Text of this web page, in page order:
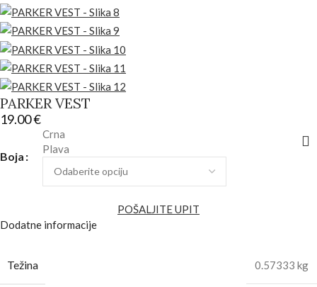
PARKER VEST
19.00€
Boja
Crna
Plava
POŠALJITE UPIT
Dodatne informacije
Težina 0.57333 kg